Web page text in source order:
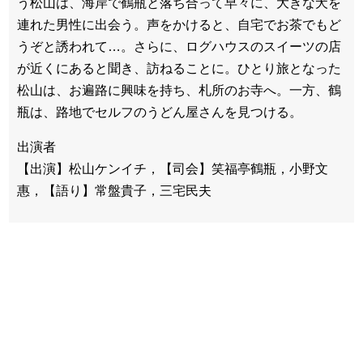
う松山は、海岸で鶴瓶と落ち合って早々に、大きな犬を
連れた男性に出会う。声をかけると、自宅でお茶でもど
うぞと誘われて…。さらに、ログハウスのスイーツの店
が近くにあると聞き、訪ねることに。ひとり旅となった
松山は、お遍路に興味を持ち、札所のお寺へ。一方、鶴
瓶は、路地でセルフのうどん屋さんを見つける。
出演者
【出演】松山ケンイチ，【司会】笑福亭鶴瓶，小野文
惠，【語り】常盤貴子，三宅民夫